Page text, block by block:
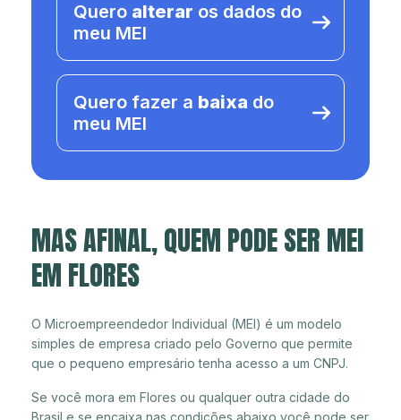
Quero alterar os dados do
meu MEI
Quero fazer a baixa do
meu MEI
MAS AFINAL, QUEM PODE SER MEI
EM FLORES
O Microempreendedor Individual (MEI) é um modelo
simples de empresa criado pelo Governo que permite
que o pequeno empresário tenha acesso a um CNPJ.
Se você mora em Flores ou qualquer outra cidade do
Brasil e se encaixa nas condições abaixo você pode ser